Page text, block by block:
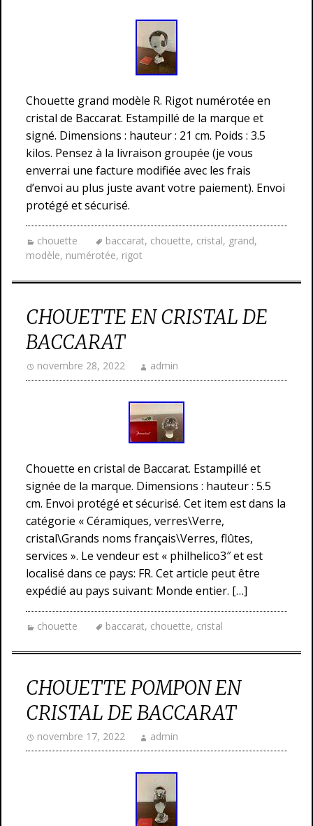
Chouette grand modèle R. Rigot numérotée en
cristal de Baccarat. Estampillé de la marque et
signé. Dimensions : hauteur : 21 cm. Poids : 3.5
kilos. Pensez à la livraison groupée (je vous
enverrai une facture modifiée avec les frais
d’envoi au plus juste avant votre paiement). Envoi
protégé et sécurisé.
chouette baccarat, chouette, cristal, grand,
modèle, numérotée, rigot
CHOUETTE EN CRISTAL DE
BACCARAT
novembre 28, 2022 admin
Chouette en cristal de Baccarat. Estampillé et
signée de la marque. Dimensions : hauteur : 5.5
cm. Envoi protégé et sécurisé. Cet item est dans la
catégorie « Céramiques, verres\Verre,
cristal\Grands noms français\Verres, flûtes,
services ». Le vendeur est « philhelico3″ et est
localisé dans ce pays: FR. Cet article peut être
expédié au pays suivant: Monde entier. […]
chouette baccarat, chouette, cristal
CHOUETTE POMPON EN
CRISTAL DE BACCARAT
novembre 17, 2022 admin